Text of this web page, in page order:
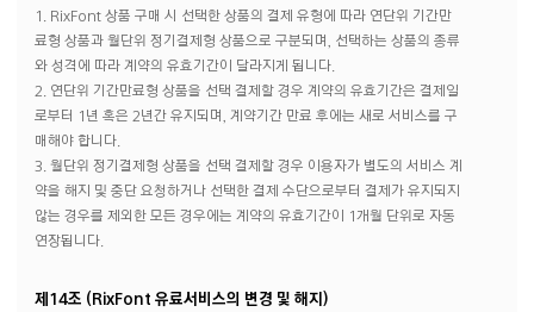
1. RixFont 상품 구매 시 선택한 상품의 결제 유형에 따라 연단위 기간만
료형 상품과 월단위 정기결제형 상품으로 구분되며, 선택하는 상품의 종류
와 성격에 따라 계약의 유효기간이 달라지게 됩니다.
2. 연단위 기간만료형 상품을 선택 결제할 경우 계약의 유효기간은 결제일
로부터 1년 혹은 2년간 유지되며, 계약기간 만료 후에는 새로 서비스를 구
매해야 합니다.
3. 월단위 정기결제형 상품을 선택 결제할 경우 이용자가 별도의 서비스 계
약을 해지 및 중단 요청하거나 선택한 결제 수단으로부터 결제가 유지되지
않는 경우를 제외한 모든 경우에는 계약의 유효기간이 1개월 단위로 자동
연장됩니다.
제14조 (RixFont 유료서비스의 변경 및 해지)